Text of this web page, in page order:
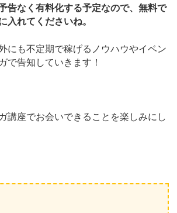
告なく有料化する予定なので、無料で
入れてくださいね。
にも不定期で稼げるノウハウやイベン
で告知していきます！
講座でお会いできることを楽しみにし